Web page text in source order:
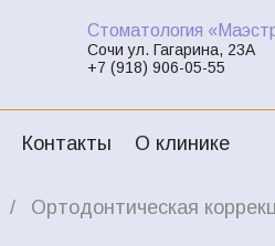
Стоматология
Сочи ул. Гагарина, 23А
+7 (918) 906-05-55
Контакты О клинике
Ортодонтическая